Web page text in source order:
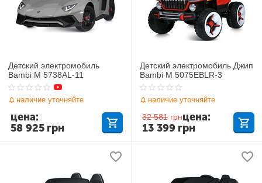
Детский электромобиль
Bambi M 5738AL-11
наличие уточняйте
58 925 грн
цена:
Детский электромобиль Джип
Bambi M 5075EBLR-3
наличие уточняйте
32 581 грн
13 399 грн
цена: